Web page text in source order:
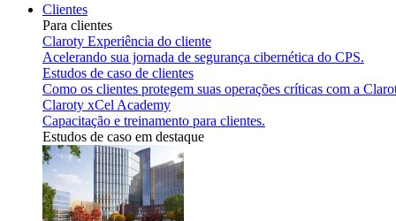
Clientes
Para clientes
Claroty Experiência do cliente
Acelerando sua jornada de segurança cibernética do CPS.
Estudos de caso de clientes
Como os clientes protegem suas operações críticas com a
Claroty xCel Academy
Capacitação e treinamento para clientes.
Estudos de caso em destaque